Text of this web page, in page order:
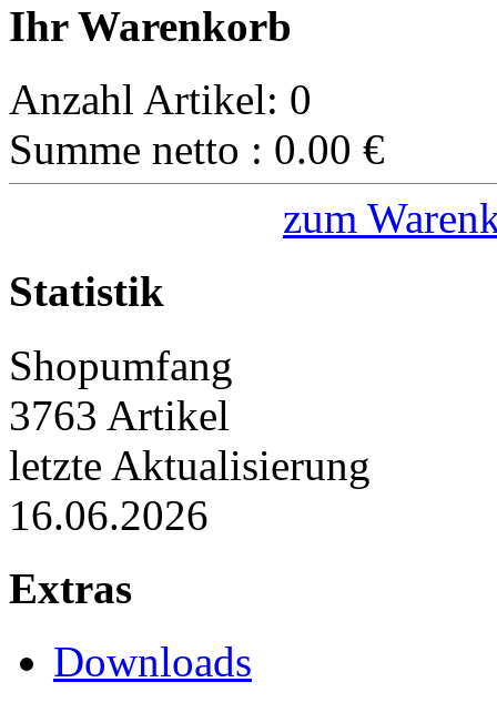
Ihr Warenkorb
Anzahl Artikel: 0
Summe netto : 0.00 €
zum
Statistik
Shopumfang
3763 Artikel
letzte Aktualisierung
16.06.2026
Extras
Downloads